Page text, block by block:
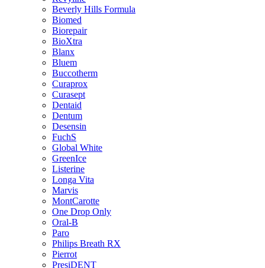
Beverly Hills Formula
Biomed
Biorepair
BioXtra
Blanx
Bluem
Buccotherm
Curaprox
Curasept
Dentaid
Dentum
Desensin
FuchS
Global White
GreenIce
Listerine
Longa Vita
Marvis
MontCarotte
One Drop Only
Oral-B
Paro
Philips Breath RX
Pierrot
PresiDENT